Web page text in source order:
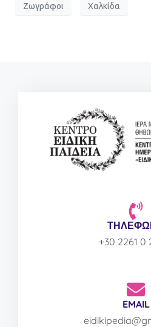
Ζωγράφοι Χαλκίδα
+30 2261 0
EMAIL